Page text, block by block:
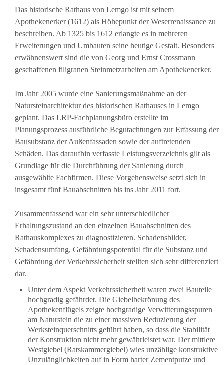
Das historische Rathaus von Lemgo ist mit seinem
Apothekenerker (1612) als Höhepunkt der Weserrenaissance zu
beschreiben. Ab 1325 bis 1612 erlangte es in mehreren
Erweiterungen und Umbauten seine heutige Gestalt. Besonders
erwähnenswert sind die von Georg und Ernst Crossmann
geschaffenen filigranen Steinmetzarbeiten am Apothekenerker.
Im Jahr 2005 wurde eine Sanierungsmaßnahme an der
Natursteinarchitektur des historischen Rathauses in Lemgo
geplant. Das LRP-Fachplanungsbüro erstellte im
Planungsprozess ausführliche Begutachtungen zur Erfassung der
Bausubstanz der Außenfassaden sowie der auftretenden
Schäden. Das daraufhin verfasste Leistungsverzeichnis gilt als
Grundlage für die Durchführung der Sanierung durch
ausgewählte Fachfirmen. Diese Vorgehensweise setzt sich in
insgesamt fünf Bauabschnitten bis ins Jahr 2011 fort.
Zusammenfassend war ein sehr unterschiedlicher
Erhaltungszustand an den einzelnen Bauabschnitten des
Rathauskomplexes zu diagnostizieren. Schadensbilder,
Schadensumfang, Gefährdungspotential für die Substanz und
Gefährdung der Verkehrssicherheit stellten sich sehr differenziert
dar.
Unter dem Aspekt Verkehrssicherheit waren zwei Bauteile
hochgradig gefährdet. Die Giebelbekrönung des
Apothekenflügels zeigte hochgradige Verwitterungsspuren
am Naturstein die zu einer massiven Reduzierung der
Werksteinquerschnitts geführt haben, so dass die Stabilität
der Konstruktion nicht mehr gewährleistet war. Der mittlere
Westgiebel (Ratskammergiebel) wies unzählige konstruktive
Unzulänglichkeiten auf in Form harter Zementputze und